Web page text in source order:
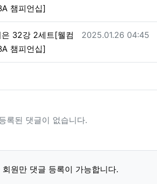
챔피언십]
32강 2세트[웰컴
챔피언십]
작성일
2025.01.26 04:45
록된 댓글이 없습니다.
회원만 댓글 등록이 가능합니다.